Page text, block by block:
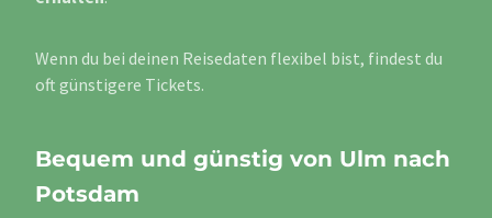
Wenn du bei deinen Reisedaten flexibel bist, findest du
oft günstigere Tickets.
Bequem und günstig von Ulm nach
Potsdam